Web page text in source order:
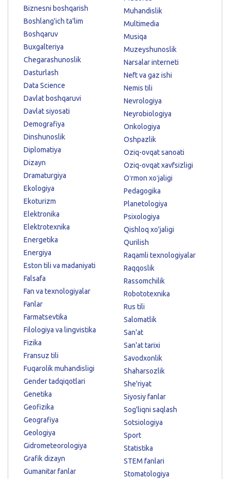
Biznesni boshqarish
Boshlang'ich ta'lim
Boshqaruv
Buxgalteriya
Chegarashunoslik
Dasturlash
Data Science
Davlat boshqaruvi
Davlat siyosati
Demografiya
Dinshunoslik
Diplomatiya
Dizayn
Dramaturgiya
Ekologiya
Ekoturizm
Elektronika
Elektrotexnika
Energetika
Energiya
Eston tili va madaniyati
Falsafa
Fan va texnologiyalar
Fanlar
Farmatsevtika
Filologiya va lingvistika
Fizika
Fransuz tili
Fuqarolik muhandisligi
Gender tadqiqotlari
Genetika
Geofizika
Geografiya
Geologiya
Gidrometeorologiya
Grafik dizayn
Gumanitar fanlar
Muhandislik
Multimedia
Musiqa
Muzeyshunoslik
Narsalar interneti
Neft va gaz ishi
Nemis tili
Nevrologiya
Neyrobiologiya
Onkologiya
Oshpazlik
Oziq-ovqat sanoati
Oziq-ovqat xavfsizligi
Oʻrmon xoʻjaligi
Pedagogika
Planetologiya
Psixologiya
Qishloq xo'jaligi
Qurilish
Raqamli texnologiyalar
Raqqoslik
Rassomchilik
Robototexnika
Rus tili
Salomatlik
San'at
San'at tarixi
Savodxonlik
Shaharsozlik
She'riyat
Siyosiy fanlar
Sog'liqni saqlash
Sotsiologiya
Sport
Statistika
STEM fanlari
Stomatologiya